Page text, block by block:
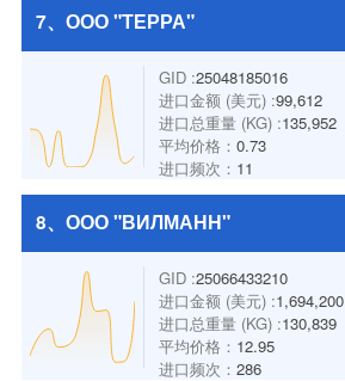
7、ООО "ТЕРРА"
GID :25048185016
进口金额 (美元) :99,612
进口总重量 (KG) :135,952
平均价格： 0.73
进口频次： 11
8、ООО "ВИЛМАНН"
GID :25066433210
进口金额 (美元) :1,694,200
进口总重量 (KG) :130,839
平均价格： 12.95
进口频次： 286